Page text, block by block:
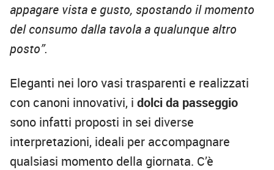
appagare vista e gusto, spostando il momento
del consumo dalla tavola a qualunque altro
posto”.
Eleganti nei loro vasi trasparenti e realizzati
con canoni innovativi, i dolci da passeggio
sono infatti proposti in sei diverse
interpretazioni, ideali per accompagnare
qualsiasi momento della giornata. C’è